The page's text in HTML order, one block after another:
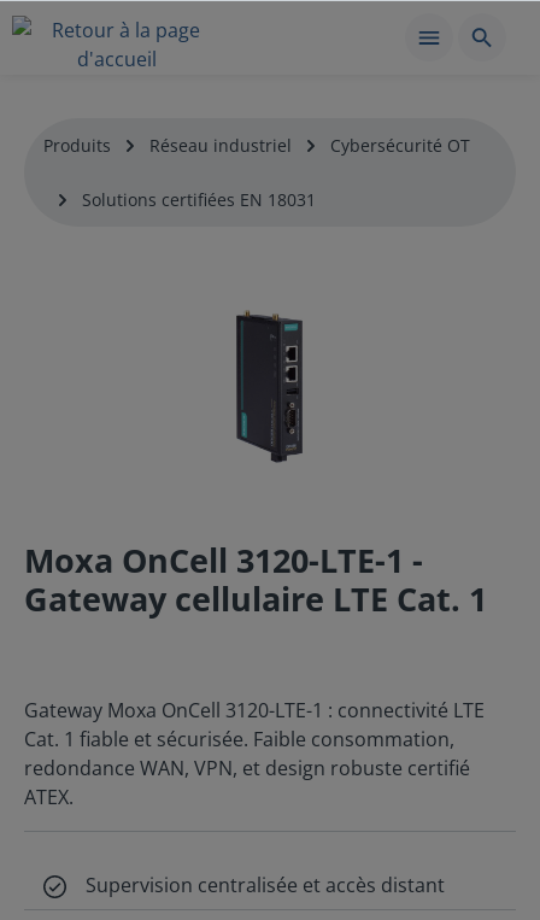
Produits Réseau industriel Cybersécurité OT
Solutions certifiées EN 18031
Moxa OnCell 3120-LTE-1 -
Gateway cellulaire LTE Cat. 1
Gateway Moxa OnCell 3120-LTE-1 : connectivité LTE
Cat. 1 fiable et sécurisée. Faible consommation,
redondance WAN, VPN, et design robuste certifié
ATEX.
Supervision centralisée et accès distant